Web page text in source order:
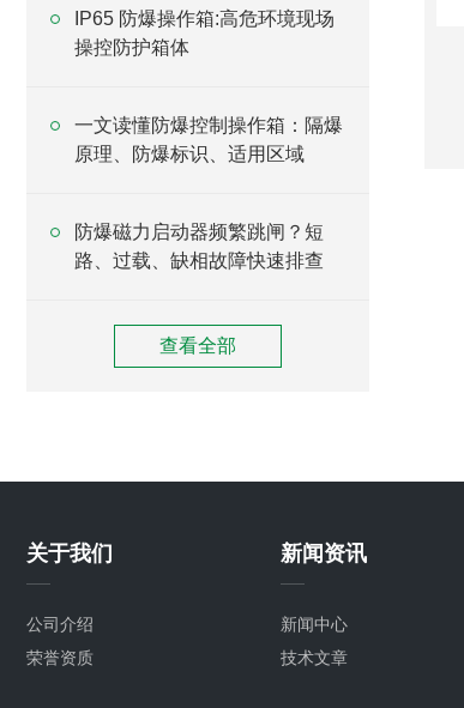
IP65 防爆操作箱:高危环境现场
操控防护箱体
一文读懂防爆控制操作箱：隔爆
原理、防爆标识、适用区域
防爆磁力启动器频繁跳闸？短
路、过载、缺相故障快速排查
查看全部
关于我们
公司介绍
荣誉资质
新闻资讯
新闻中心
技术文章